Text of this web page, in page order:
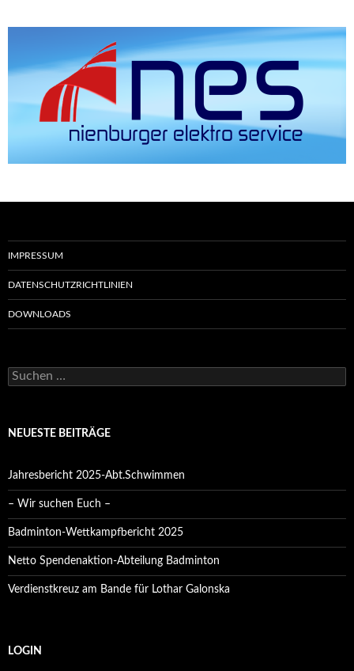
IMPRESSUM
DATENSCHUTZRICHTLINIEN
DOWNLOADS
Suchen
nach:
NEUESTE BEITRÄGE
Jahresbericht 2025-Abt.Schwimmen
– Wir suchen Euch –
Badminton-Wettkampfbericht 2025
Netto Spendenaktion-Abteilung Badminton
Verdienstkreuz am Bande für Lothar Galonska
LOGIN